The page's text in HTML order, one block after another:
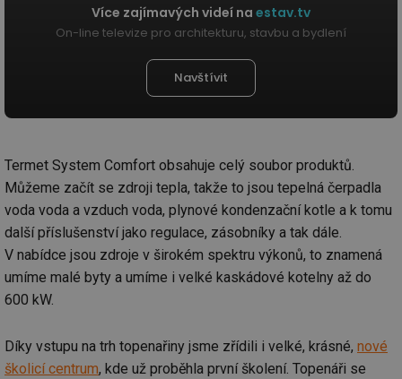
Více zajímavých videí na estav.tv
On-line televize pro architekturu, stavbu a bydlení
Navštívit
Termet System Comfort obsahuje celý soubor produktů.
Můžeme začít se zdroji tepla, takže to jsou tepelná čerpadla
voda voda a vzduch voda, plynové kondenzační kotle a k tomu
další příslušenství jako regulace, zásobníky a tak dále.
V nabídce jsou zdroje v širokém spektru výkonů, to znamená
umíme malé byty a umíme i velké kaskádové kotelny až do
600 kW.
Díky vstupu na trh topenařiny jsme zřídili i velké, krásné, nové
školicí centrum, kde už proběhla první školení. Topenáři se